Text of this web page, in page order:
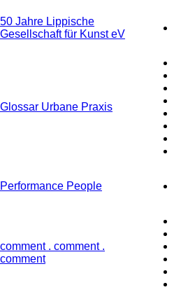
50 Jahre Lippische
Gesellschaft für Kunst eV
Glossar Urbane Praxis
Performance People
comment . comment .
comment